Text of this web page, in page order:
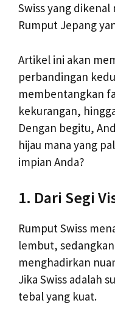
Swiss yang
Rumput Jepang
Artikel ini akan
perbandingan
membentangkan
kekurangan,
Dengan begitu,
hijau mana yang
impian Anda?
1. Dari Segi
Rumput Swiss
lembut,
menghadirkan
Jika Swiss adalah
tebal yang kuat.